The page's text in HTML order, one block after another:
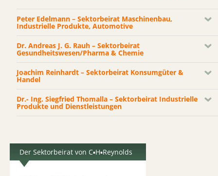
Peter Edelmann – Sektorbeirat Maschinenbau,
Industrielle Produkte, Automotive
Dr. Andreas J. G. Rauh – Sektorbeirat
Gesundheitswesen/Pharma & Chemie
Joachim Reinhardt – Sektorbeirat Konsumgüter &
Handel
Dr.- Ing. Siegfried Thomalla – Sektorbeirat Industrielle
Produkte und Dienstleistungen
Der Sektorbeirat von C▪H▪Reynolds